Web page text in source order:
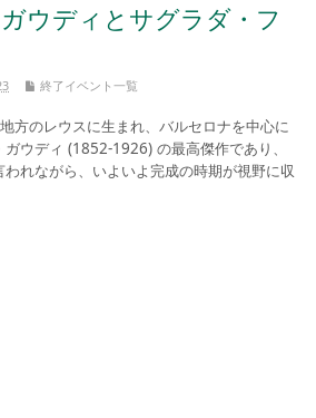
ウディとサグラダ・フ
終了イベント一覧
方のレウスに生まれ、バルセロナを中心に
ウディ (1852-1926) の最高傑作であり、
れながら、いよいよ完成の時期が視野に収